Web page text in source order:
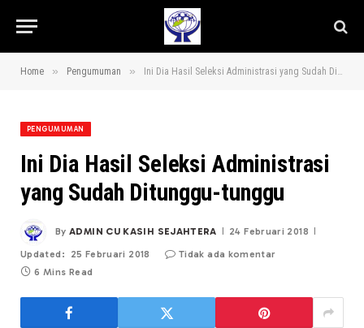
Home » Pengumuman » Ini Dia Hasil Seleksi Administrasi yang Sudah Ditunggu-tunggu
PENGUMUMAN
Ini Dia Hasil Seleksi Administrasi
yang Sudah Ditunggu-tunggu
By ADMIN CU KASIH SEJAHTERA 24 Februari 2018
Updated: 25 Februari 2018
Tidak ada komentar
6 Mins Read